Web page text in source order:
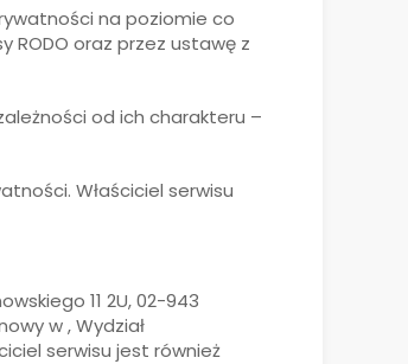
na poziomie co
oraz przez ustawę z
od ich charakteru –
Właściciel serwisu
11 2U, 02-943
w , Wydział
serwisu jest również